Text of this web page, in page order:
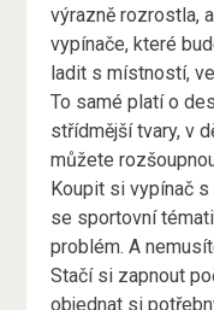
výrazně rozrostla,
vypínače, které
ladit s místností,
To samé platí o
střídmější tvary, v
můžete
Koupit si vypínač
se sportovní
problém. A
Stačí si zapnout
objednat si